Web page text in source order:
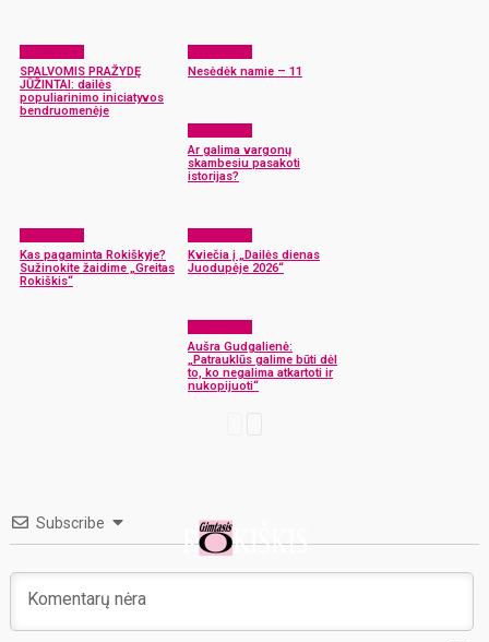
SPALVOMIS PRAŽYDĘ
JŪŽINTAI: dailės
populiarinimo iniciatyvos
bendruomenėje
Nesėdėk namie – 11
Ar galima vargonų
skambesiu pasakoti
istorijas?
Kas pagaminta Rokiškyje?
Sužinokite žaidime „Greitas
Rokiškis“
Kviečia į „Dailės dienas
Juodupėje 2026“
Aušra Gudgalienė:
„Patrauklūs galime būti dėl
to, ko negalima atkartoti ir
nukopijuoti“
Subscribe